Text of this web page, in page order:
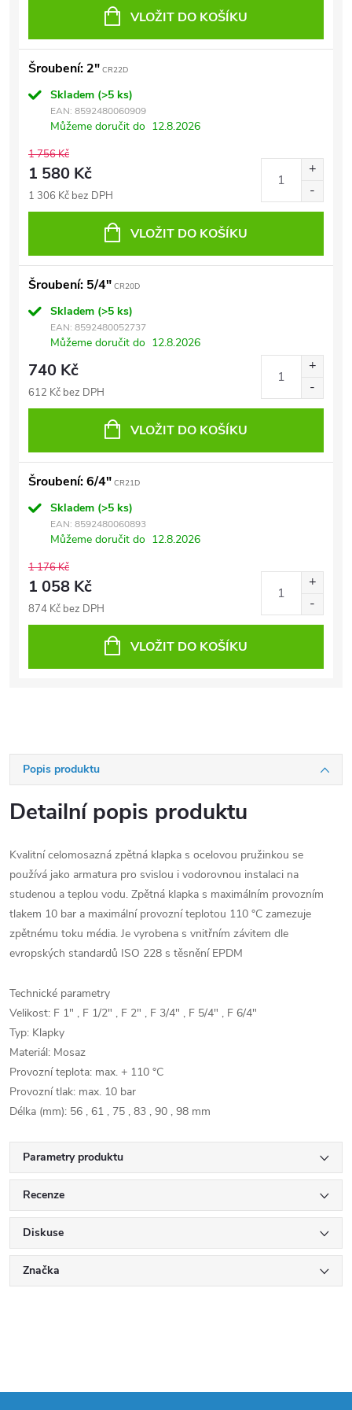
VLOŽIT DO KOŠÍKU
Šroubení: 2" CR22D
Skladem (>5 ks)
EAN: 8592480060909
Můžeme doručit do 12.8.2026
1 756 Kč
1 580 Kč
1 306 Kč bez DPH
VLOŽIT DO KOŠÍKU
Šroubení: 5/4" CR20D
Skladem (>5 ks)
EAN: 8592480052737
Můžeme doručit do 12.8.2026
740 Kč
612 Kč bez DPH
VLOŽIT DO KOŠÍKU
Šroubení: 6/4" CR21D
Skladem (>5 ks)
EAN: 8592480060893
Můžeme doručit do 12.8.2026
1 176 Kč
1 058 Kč
874 Kč bez DPH
VLOŽIT DO KOŠÍKU
Popis produktu
Detailní popis produktu
Kvalitní celomosazná zpětná klapka s ocelovou pružinkou se
používá jako armatura pro svislou i vodorovnou instalaci na
studenou a teplou vodu. Zpětná klapka s maximálním provozním
tlakem 10 bar a maximální provozní teplotou 110 °C zamezuje
zpětnému toku média. Je vyrobena s vnitřním závitem dle
evropských standardů ISO 228 s těsnění EPDM
Technické parametry
Velikost: F 1" , F 1/2" , F 2" , F 3/4" , F 5/4" , F 6/4"
Typ: Klapky
Materiál: Mosaz
Provozní teplota: max. + 110 °C
Provozní tlak: max. 10 bar
Délka (mm): 56 , 61 , 75 , 83 , 90 , 98 mm
Parametry produktu
Recenze
Diskuse
Značka